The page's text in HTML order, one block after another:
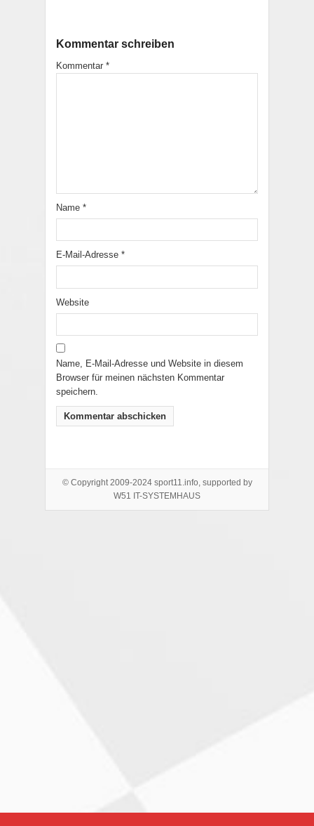
Kommentar schreiben
Kommentar *
Name *
E-Mail-Adresse *
Website
Name, E-Mail-Adresse und Website in diesem
Browser für meinen nächsten Kommentar
speichern.
© Copyright 2009-2024 sport11.info, supported by
W51 IT-SYSTEMHAUS